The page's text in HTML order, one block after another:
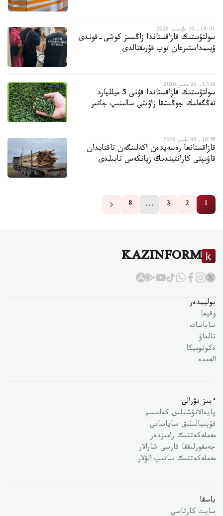
19:41, 10 ماۋسىم 2026
سولتۇستىك قازاقستاندا زاڭسىز كوشى-قوندى
ۇيىمداستىرعان توپ قۇرىقتالدى
17:55, 26 مامىر 2026
سولتۇستىك قازاقستاندا قۇنى 5 ميلليارد
تەڭگەلىك جوڭىشقا زاۋىتى سالىنىپ جاتىر
10:55, 08 مامىر 2026
قازاقستانعا رەسەيدەن اكەلىنگەن تاقتايدان
قاۋىپتى كارانتيندىك زيانكەس تابىلدى
1
2
3
…
8
KAZINFORM
بوليمدەر
وقيعا
ساياسات
تالداۋ
ەكونوميكا
الەمدە
ءبىز تۋرالى
پايدالانۋشىلىق كەلىسىم
قۇپىيالىلىق ساياساتى
مەملەكەتتىك رامىزدەر
جەمقورلىققا قارسى شارالار
مەملەكەتتىك ساتىپ الۋلار
باسقا
سايت كارتاسى